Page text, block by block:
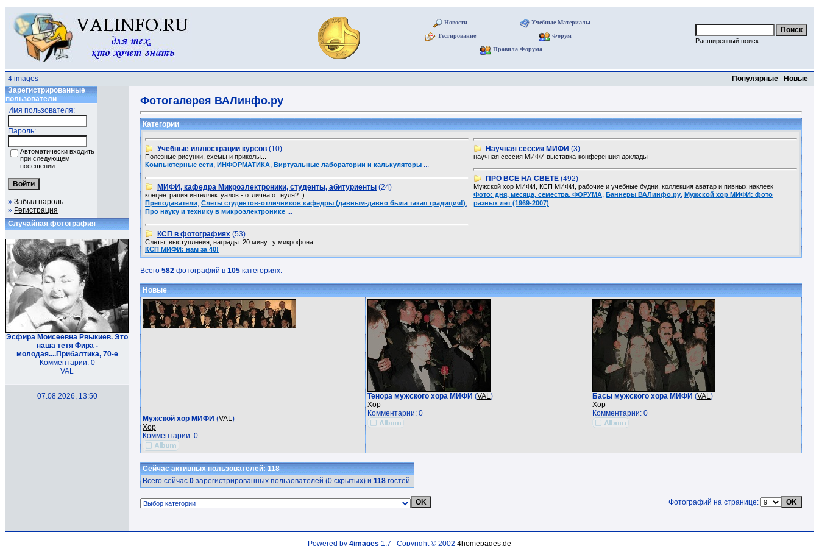
Новости
Учебные Материалы
Тестирование
Форум
Правила Форума
Расширенный поиск
4 images Популярные
Новые
Зарегистрированные
пользователи
Имя пользователя:
Пароль:
Автоматически входить
при следующем
посещении
» Забыл пароль
» Регистрация
Случайная фотография
Эсфира Моисеевна Рвыкиев. Это
наша тетя Фира -
молодая....Прибалтика, 70-е
Комментарии: 0
VAL
07.08.2026, 13:50
Фотогалерея ВАЛинфо.ру
Категории
Учебные иллюстрации курсов (10)
Полезные рисунки, схемы и приколы...
Компьютерные сети, ИНФОРМАТИКА, Виртуальные лаборатории и калькуляторы ...
МИФИ, кафедра Микроэлектроники, студенты, абитуриенты (24)
концентрация интеллектуалов - отлична от нуля? :)
Преподаватели, Слеты студентов-отличников кафедры (давным-давно была такая традиция!),
Про науку и технику в микроэлектронике ...
КСП в фотографиях (53)
Слеты, выступления, награды. 20 минут у микрофона...
КСП МИФИ: нам за 40!
Научная сессия МИФИ (3)
научная сессия МИФИ выставка-конференция доклады
ПРО ВСЕ НА СВЕТЕ (492)
Мужской хор МИФИ, КСП МИФИ, рабочие и учебные будни, коллекция аватар и пивных наклеек
Фото: дня, месяца, семестра, ФОРУМА, Баннеры ВАЛинфо.ру, Мужской хор МИФИ: фото
разных лет (1969-2007) ...
Всего 582 фотографий в 105 категориях.
Новые
Мужской хор МИФИ (VAL)
Хор
Комментарии: 0
Тенора мужского хора МИФИ (VAL)
Хор
Комментарии: 0
Басы мужского хора МИФИ (VAL)
Хор
Комментарии: 0
Сейчас активных пользователей: 118
Всего сейчас 0 зарегистрированных пользователей (0 скрытых) и 118 гостей.
Фотографий на странице:
Powered by 4images 1.7 Copyright © 2002 4homepages.de